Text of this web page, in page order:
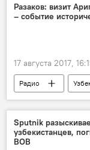
Разаков: визит
– событие
17 августа 2017,
Радио
Абдулла Арипов
Sputnik
узбекистанцев,
ВОВ